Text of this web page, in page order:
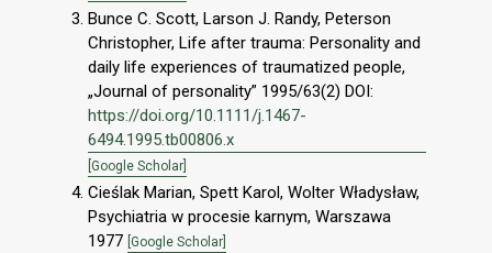
Bunce C. Scott, Larson J. Randy, Peterson
Christopher, Life after trauma: Personality and
daily life experiences of traumatized people,
„Journal of personality” 1995/63(2) DOI:
https://doi.org/10.1111/j.1467-
6494.1995.tb00806.x
[Google Scholar]
Cieślak Marian, Spett Karol, Wolter Władysław,
Psychiatria w procesie karnym, Warszawa
1977 [Google Scholar]